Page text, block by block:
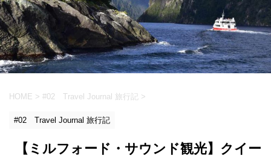
HOME > #02 Travel Journal 旅行記 >
#02 Travel Journal 旅行記
【ミルフォード・サウンド観光】クイー